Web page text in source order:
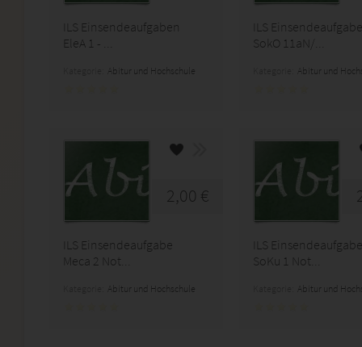
ILS Einsendeaufgaben
EleA 1 - ...
Abitur und Hochschule
ILS Einsendeaufgabe
SokO 11aN/...
Abitur und
2,00 €
ILS Einsendeaufgabe
Meca 2 Not...
Abitur und Hochschule
ILS Einsendeaufgabe
SoKu 1 Not...
Abitur und